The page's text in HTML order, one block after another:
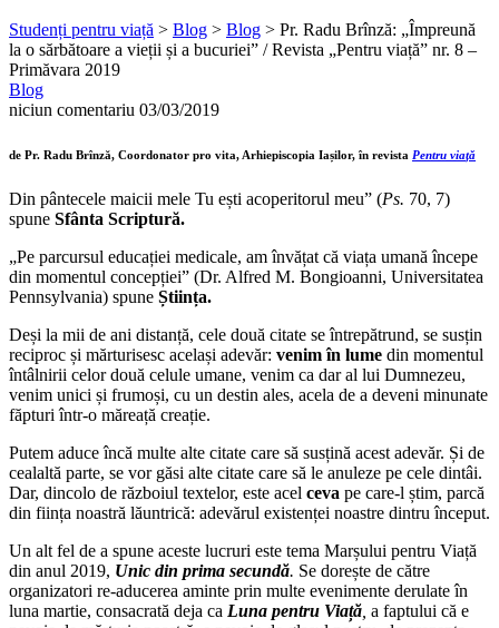
Studenți pentru viață > Blog > Blog > Pr. Radu Brînză: „Împreună
la o sărbătoare a vieții și a bucuriei” / Revista „Pentru viață” nr. 8 –
Primăvara 2019
Blog
niciun comentariu 03/03/2019
de Pr. Radu Brînză, Coordonator pro vita, Arhiepiscopia Iașilor, în revista Pentru viață
Din pântecele maicii mele Tu ești acoperitorul meu” (Ps. 70, 7)
spune Sfânta Scriptură.
„Pe parcursul educației medicale, am învățat că viața umană începe
din momentul concepției” (Dr. Alfred M. Bongioanni, Universitatea
Pennsylvania) spune Știința.
Deși la mii de ani distanță, cele două citate se întrepătrund, se susțin
reciproc și mărturisesc același adevăr: venim în lume din momentul
întâlnirii celor două celule umane, venim ca dar al lui Dumnezeu,
venim unici și frumoși, cu un destin ales, acela de a deveni minunate
făpturi într-o măreață creație.
Putem aduce încă multe alte citate care să susțină acest adevăr. Și de
cealaltă parte, se vor găsi alte citate care să le anuleze pe cele dintâi.
Dar, dincolo de războiul textelor, este acel ceva pe care-l știm, parcă
din ființa noastră lăuntrică: adevărul existenței noastre dintru început.
Un alt fel de a spune aceste lucruri este tema Marșului pentru Viață
din anul 2019, Unic din prima secundă. Se dorește de către
organizatori re-aducerea aminte prin multe evenimente derulate în
luna martie, consacrată deja ca Luna pentru Viață a faptului că e